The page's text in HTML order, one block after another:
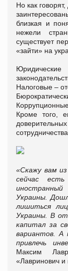
Но как
близкая и
нежели
существует
«зайти» на
Налоговые –
Кроме того,
«Скажу вам
сейчас
Украины.
лишиться
Украины. В
капитал за
вариантов. А
привлечь
Максим
«Лавринович и